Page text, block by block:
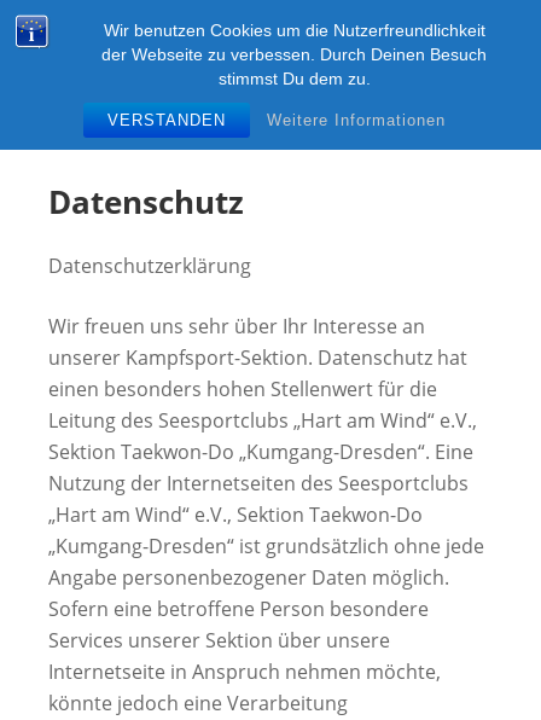
Wir benutzen Cookies um die Nutzerfreundlichkeit
der Webseite zu verbessen. Durch Deinen Besuch
stimmst Du dem zu.
VERSTANDEN Weitere Informationen
Zum
InhaltKUMGANG-DRESDEN
Kampfsport ITF-Taekwon-Do in Dresden im SSC
"Hart am Wind" e.V.
Datenschutz
Datenschutzerklärung
Wir freuen uns sehr über Ihr Interesse an
unserer Kampfsport-Sektion. Datenschutz hat
einen besonders hohen Stellenwert für die
Leitung des Seesportclubs „Hart am Wind“ e.V.,
Sektion Taekwon-Do „Kumgang-Dresden“. Eine
Nutzung der Internetseiten des Seesportclubs
„Hart am Wind“ e.V., Sektion Taekwon-Do
„Kumgang-Dresden“ ist grundsätzlich ohne jede
Angabe personenbezogener Daten möglich.
Sofern eine betroffene Person besondere
Services unserer Sektion über unsere
Internetseite in Anspruch nehmen möchte,
könnte jedoch eine Verarbeitung